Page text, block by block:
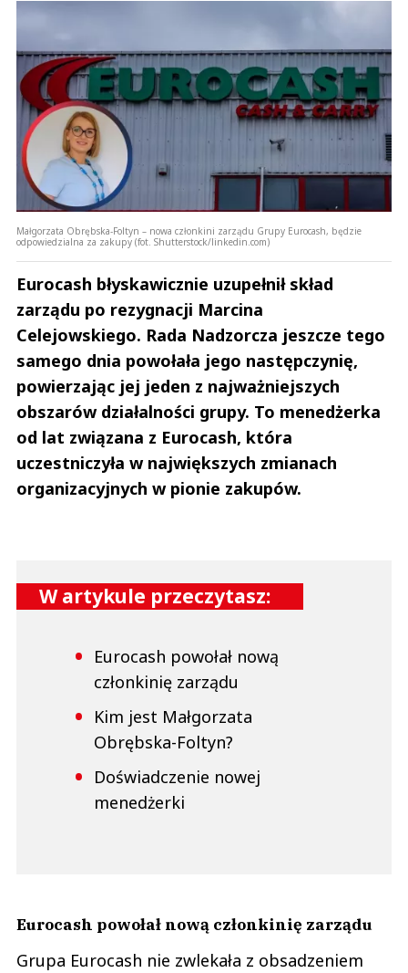
Małgorzata Obrębska-Foltyn – nowa członkini zarządu Grupy Eurocash, będzie
odpowiedzialna za zakupy (fot. Shutterstock/linkedin.com)
Eurocash błyskawicznie uzupełnił skład
zarządu po rezygnacji Marcina
Celejowskiego. Rada Nadzorcza jeszcze tego
samego dnia powołała jego następczynię,
powierzając jej jeden z najważniejszych
obszarów działalności grupy. To menedżerka
od lat związana z Eurocash, która
uczestniczyła w największych zmianach
organizacyjnych w pionie zakupów.
W artykule przeczytasz:
Eurocash powołał nową
członkinię zarządu
Kim jest Małgorzata
Obrębska-Foltyn?
Doświadczenie nowej
menedżerki
Eurocash powołał nową członkinię zarządu
Grupa Eurocash nie zwlekała z obsadzeniem